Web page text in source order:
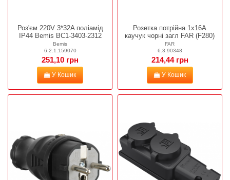
Роз'єм 220V 3*32A поліамід
IP44 Bemis BC1-3403-2312
Bemis
6.2.1.159070
251,10 грн
У Кошик
Розетка потрійна 1х16А
каучук чорні загл FAR (F280)
FAR
6.3.90348
214,44 грн
У Кошик